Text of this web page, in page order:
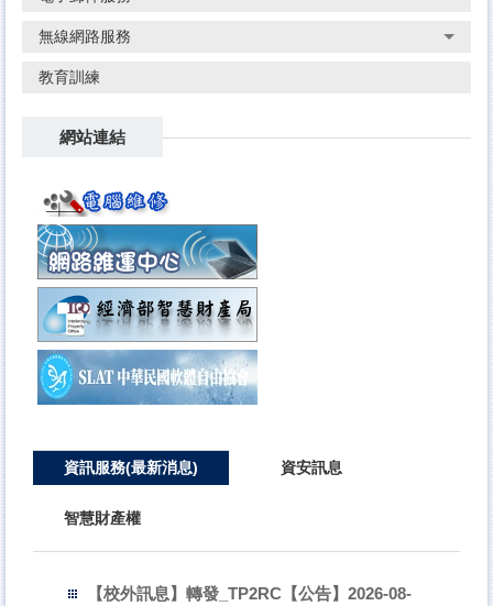
無線網路服務
教育訓練
網站連結
資訊服務(最新消息) 資安訊息
智慧財產權
【校外訊息】轉發_TP2RC【公告】2026-08-